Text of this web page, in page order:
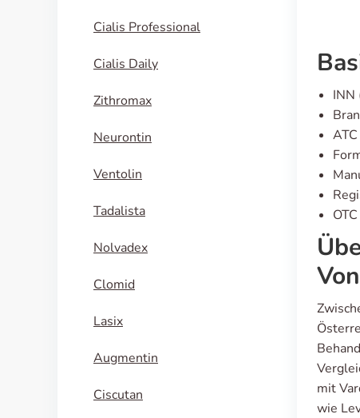
Cialis Professional
Cialis Daily
Zithromax
Neurontin
Ventolin
Tadalista
Nolvadex
Clomid
Lasix
Augmentin
Ciscutan
INN
mit
wie